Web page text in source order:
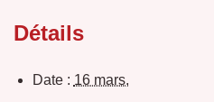
Détails
Date : 16 mars,